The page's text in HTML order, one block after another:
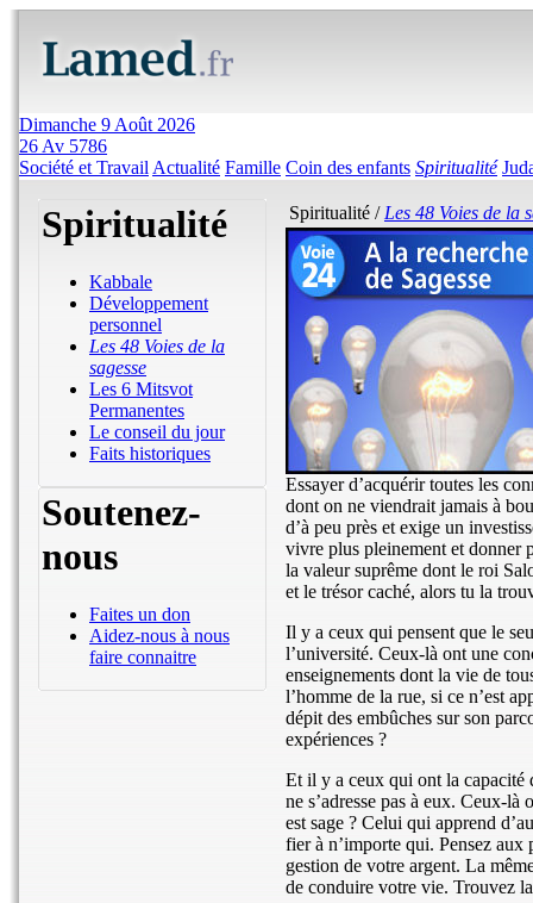
Dimanche 9 Août 2026
26 Av 5786
Société et Travail Actualité Famille Coin des enfants Spiritualité
Spiritualité
Kabbale
Développement
personnel
Les 48 Voies de la
sagesse
Les 6 Mitsvot
Permanentes
Le conseil du jour
Faits historiques
Soutenez-
nous
Faites un don
Aidez-nous à nous
faire connaitre
Spiritualité / Les 48 Voies de la
Essayer d’acquérir toutes les
dont on ne viendrait jamais à
d’à peu près et exige un
vivre plus pleinement et donner
la valeur suprême dont le roi
et le trésor caché, alors tu la
Il y a ceux qui pensent que le
l’université. Ceux-là ont une
enseignements dont la vie de
l’homme de la rue, si ce n’est
dépit des embûches sur son
expériences ?
Et il y a ceux qui ont la capacité
ne s’adresse pas à eux. Ceux-
est sage ? Celui qui apprend
fier à n’importe qui. Pensez
gestion de votre argent. La
de conduire votre vie. Trouvez